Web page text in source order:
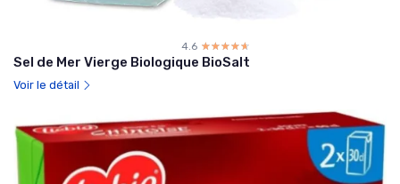
4.6 ☆☆☆☆☆
★★★★★
Sel de Mer Vierge Biologique BioSalt
Voir le détail